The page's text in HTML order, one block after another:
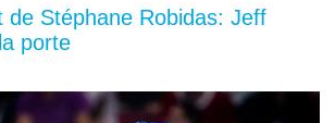
de Stéphane Robidas: Jeff
porte